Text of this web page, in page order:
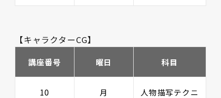
【キャラクターCG】
講座番号 曜日 科目
10 月
人物描写テクニ